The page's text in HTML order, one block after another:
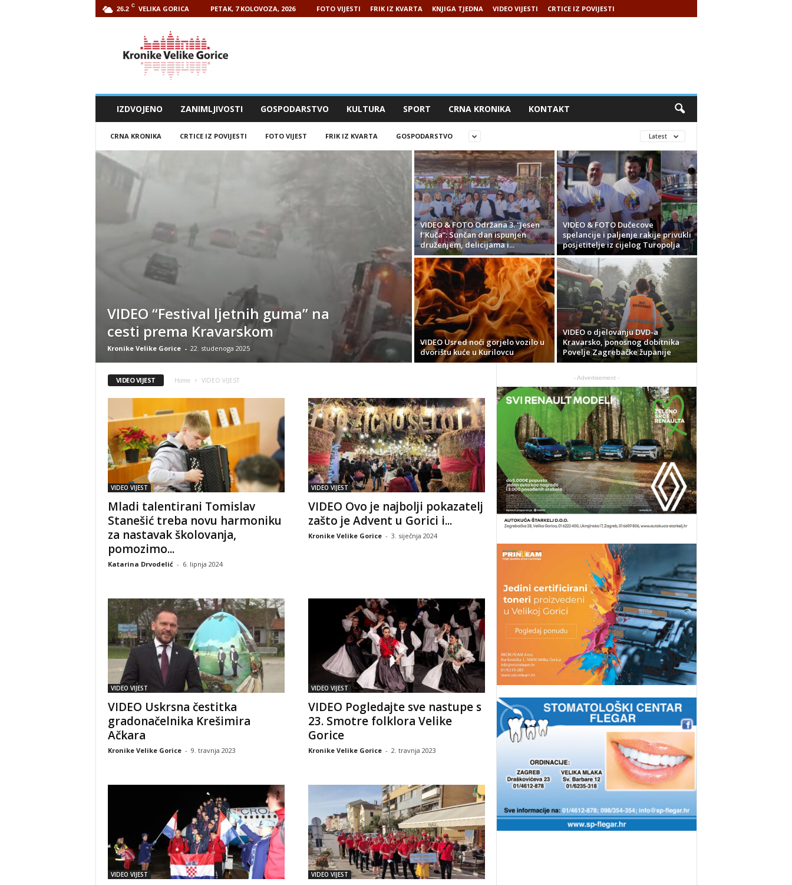
26.2 C VELIKA GORICA PETAK, 7 KOLOVOZA, 2026 FOTO VIJESTI FRIK IZ KVARTA KNJIGA TJEDNA VIDEO VIJESTI CRTICE IZ POVIJESTI
IZDVOJENO ZANIMLJIVOSTI GOSPODARSTVO KULTURA SPORT CRNA KRONIKA KONTAKT
CRNA KRONIKA CRTICE IZ POVIJESTI FOTO VIJEST FRIK IZ KVARTA GOSPODARSTVO Latest
VIDEO “Festival ljetnih guma” na
cesti prema Kravarskom
Kronike Velike Gorice - 22. studenoga 2025
VIDEO & FOTO Održana 3. “Jesen
f’Kuča”: Sunčan dan ispunjen
druženjem, delicijama i...
VIDEO & FOTO Dučecove
spelancije i paljenje rakije privukli
posjetitelje iz cijelog Turopolja
VIDEO Usred noći gorjelo vozilo u
dvorištu kuće u Kurilovcu
VIDEO o djelovanju DVD-a
Kravarsko, ponosnog dobitnika
Povelje Zagrebačke županije
VIDEO VIJEST Home VIDEO VIJEST
VIDEO VIJEST
Mladi talentirani Tomislav
Stanešić treba novu harmoniku
za nastavak školovanja,
pomozimo...
Katarina Drvodelić - 6. lipnja 2024
VIDEO VIJEST
VIDEO Ovo je najbolji pokazatelj
zašto je Advent u Gorici i...
Kronike Velike Gorice - 3. siječnja 2024
VIDEO VIJEST
VIDEO Uskrsna čestitka
gradonačelnika Krešimira
Ačkara
Kronike Velike Gorice - 9. travnja 2023
VIDEO VIJEST
VIDEO Pogledajte sve nastupe s
23. Smotre folklora Velike
Gorice
Kronike Velike Gorice - 2. travnja 2023
VIDEO VIJEST VIDEO VIJEST
- Advertisement -